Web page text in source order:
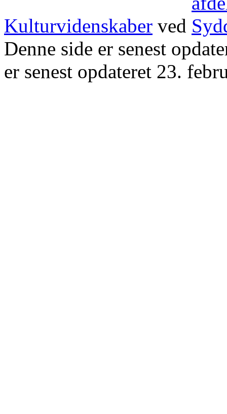
Kulturvidenskaber ved
Denne side er senest
er senest opdateret 23.